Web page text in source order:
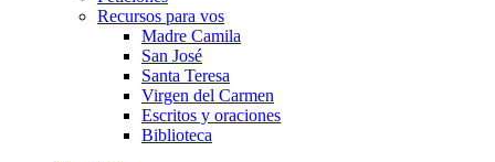
Recursos para vos
Madre Camila
San José
Santa Teresa
Virgen del Carmen
Escritos y oraciones
Biblioteca